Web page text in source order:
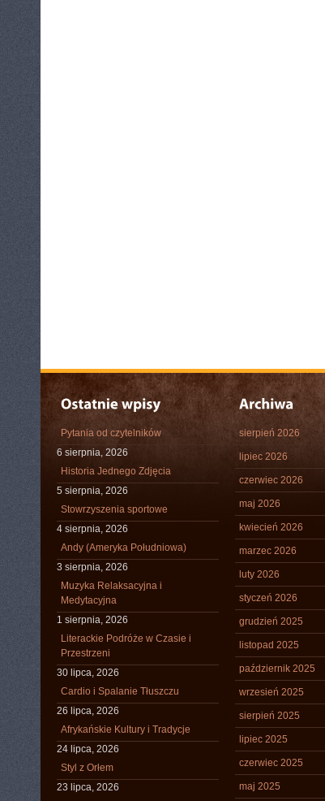
Pytania od czytelników
6 sierpnia, 2026
Historia Jednego Zdjęcia
5 sierpnia, 2026
Stowrzyszenia sportowe
4 sierpnia, 2026
Andy (Ameryka Południowa)
3 sierpnia, 2026
Muzyka Relaksacyjna i
Medytacyjna
1 sierpnia, 2026
Literackie Podróże w Czasie i
Przestrzeni
30 lipca, 2026
Cardio i Spalanie Tłuszczu
26 lipca, 2026
Afrykańskie Kultury i Tradycje
24 lipca, 2026
Styl z Orłem
23 lipca, 2026
sierpień 2026
lipiec 2026
czerwiec 2026
maj 2026
kwiecień 2026
marzec 2026
luty 2026
styczeń 2026
grudzień 2025
listopad 2025
październik 2025
wrzesień 2025
sierpień 2025
lipiec 2025
czerwiec 2025
maj 2025